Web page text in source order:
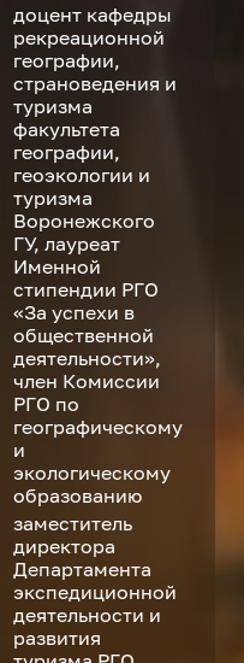
доцент кафедры
рекреационной
географии,
страноведения и
туризма
факультета
географии,
геоэкологии и
туризма
Воронежского
ГУ, лауреат
Именной
стипендии РГО
«За успехи в
общественной
деятельности»,
член Комиссии
РГО по
географическому
и
экологическому
образованию
заместитель
директора
Департамента
экспедиционной
деятельности и
развития